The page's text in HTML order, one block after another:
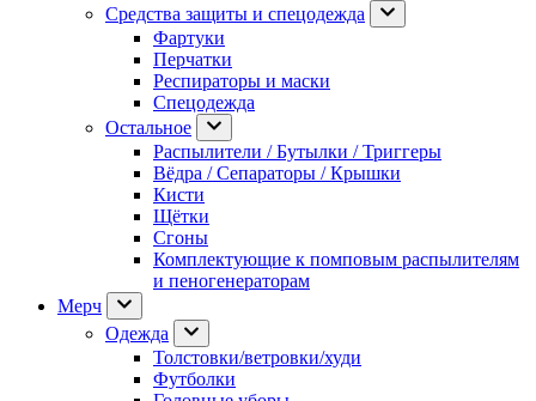
Средства защиты и спецодежда
Фартуки
Перчатки
Респираторы и маски
Спецодежда
Остальное
Распылители / Бутылки / Триггеры
Вёдра / Сепараторы / Крышки
Кисти
Щётки
Сгоны
Комплектующие к помповым распылителям
и пеногенераторам
Мерч
Одежда
Толстовки/ветровки/худи
Футболки